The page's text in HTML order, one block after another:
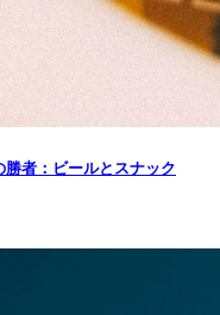
者：ビールとスナック